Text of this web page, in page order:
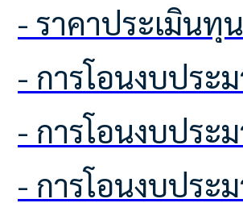
- ราคาประเมิน
- การโอนงบปร
- การโอนงบปร
- การโอนงบปร